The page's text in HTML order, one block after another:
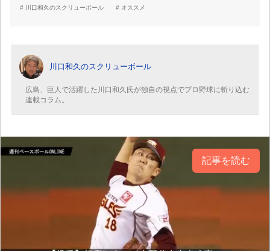
川口和久のスクリューボール
オススメ
川口和久のスクリューボール
広島、巨人で活躍した川口和久氏が独自の視点でプロ野球に斬り込む
連載コラム。
記事を読む